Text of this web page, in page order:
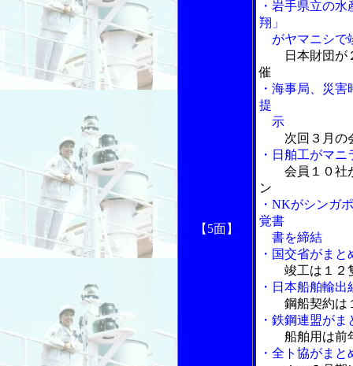
【5面】
・岩手県立の
翔」
がヤマニシで
日本財団が
催
・海事局、災
提
示
次回３月の会
・日舶工がマ
会員１０社
ン
・NKがシンガ
覚書
書を締結
・国交省がま
竣工は１２
・日本船舶輸
鋼船契約は
・鉄鋼連盟が
船舶用は前
・全ト協がま